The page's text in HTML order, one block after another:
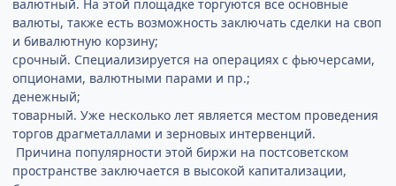
валютный. На этой площадке торгуются все основные
валюты, также есть возможность заключать сделки на своп
и бивалютную корзину;
срочный. Специализируется на операциях с фьючерсами,
опционами, валютными парами и пр.;
денежный;
товарный. Уже несколько лет является местом проведения
торгов драгметаллами и зерновых интервенций.
Причина популярности этой биржи на постсоветском
пространстве заключается в высокой капитализации,